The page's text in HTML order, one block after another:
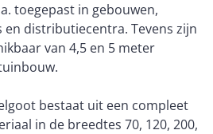
toegepast in gebouwen,
distributiecentra. Tevens zijn
van 4,5 en 5 meter
bestaat uit een compleet
in de breedtes 70, 120, 200,